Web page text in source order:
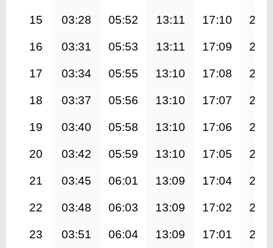
15 03:28 05:52 13:11 17:10
16 03:31 05:53 13:11 17:09
17 03:34 05:55 13:10 17:08
18 03:37 05:56 13:10 17:07
19 03:40 05:58 13:10 17:06
20 03:42 05:59 13:10 17:05
21 03:45 06:01 13:09 17:04
22 03:48 06:03 13:09 17:02
23 03:51 06:04 13:09 17:01